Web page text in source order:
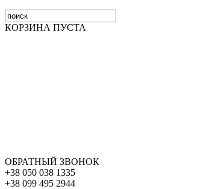
КОРЗИНА ПУСТА
ОБРАТНЫЙ ЗВОНОК
+38 050 038 1335
+38 099 495 2944